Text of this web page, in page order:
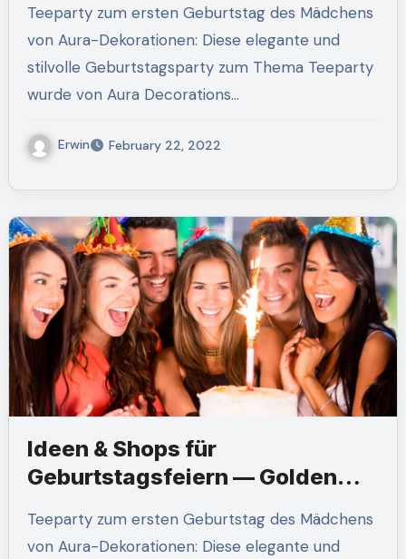
Teeparty zum ersten Geburtstag des Mädchens
von Aura-Dekorationen: Diese elegante und
stilvolle Geburtstagsparty zum Thema Teeparty
wurde von Aura Decorations…
Erwin February 22, 2022
Ideen & Shops für
Geburtstagsfeiern — Golden
Teeparty zum ersten Geburtstag des Mädchens
von Aura-Dekorationen: Diese elegante und